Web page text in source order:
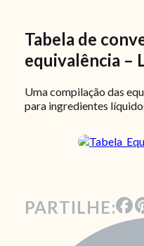
Tabela de
equivalência –
Uma compilação das
para ingredientes
PARTILHE: